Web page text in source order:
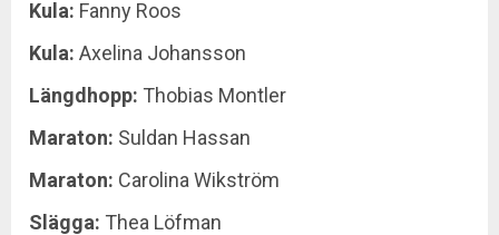
Kula: Fanny Roos
Kula: Axelina Johansson
Längdhopp: Thobias Montler
Maraton: Suldan Hassan
Maraton: Carolina Wikström
Slägga: Thea Löfman